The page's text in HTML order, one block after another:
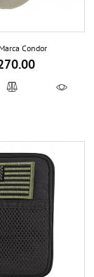
Condor
Precio